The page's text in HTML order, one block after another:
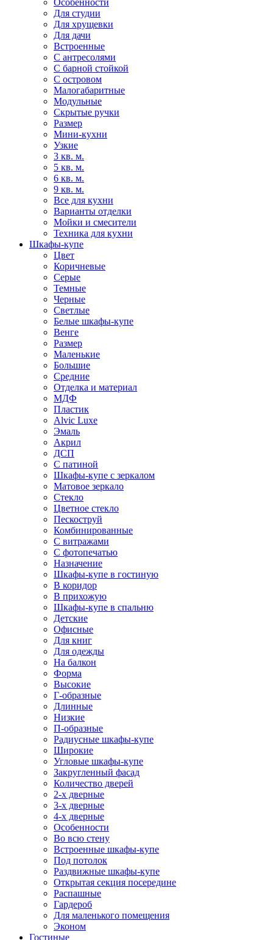
Особенности
Для студии
Для хрущевки
Для дачи
Встроенные
С антресолями
С барной стойкой
С островом
Малогабаритные
Модульные
Скрытые ручки
Размер
Мини-кухни
Узкие
3 кв. м.
5 кв. м.
6 кв. м.
9 кв. м.
Все для кухни
Варианты отделки
Мойки и смесители
Техника для кухни
Шкафы-купе
Цвет
Коричневые
Серые
Темные
Черные
Светлые
Белые шкафы-купе
Венге
Размер
Маленькие
Большие
Средние
Отделка и материал
МДФ
Пластик
Alvic Luxe
Эмаль
Акрил
ДСП
С патиной
Шкафы-купе с зеркалом
Матовое зеркало
Стекло
Цветное стекло
Пескоструй
Комбинированные
С витражами
С фотопечатью
Назначение
Шкафы-купе в гостиную
В коридор
В прихожую
Шкафы-купе в спальню
Детские
Офисные
Для книг
Для одежды
На балкон
Форма
Высокие
Г-образные
Длинные
Низкие
П-образные
Радиусные шкафы-купе
Широкие
Угловые шкафы-купе
Закругленный фасад
Количество дверей
2-х дверные
3-х дверные
4-х дверные
Особенности
Во всю стену
Встроенные шкафы-купе
Под потолок
Раздвижные шкафы-купе
Открытая секция посередине
Распашные
Гардероб
Для маленького помещения
Эконом
Гостиные